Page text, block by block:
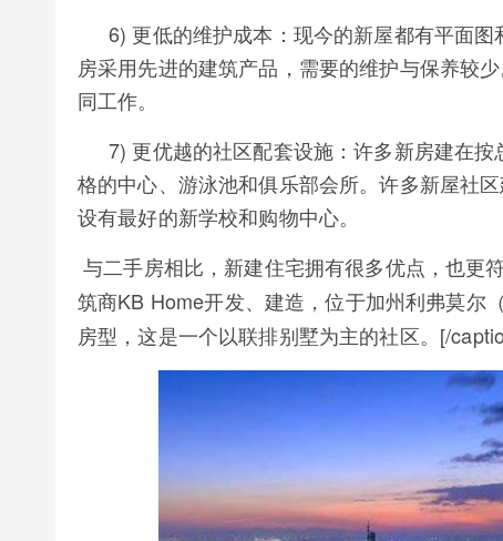
6) 更低的维护成本：现今的新屋都有平面
房采用先进的建筑产品，需要的维护与保养较
同工作。
7) 更优越的社区配套设施：许多新房建在
格的中心、游泳池和俱乐部会所。许多新屋社
设有最好的新学校和购物中心。
与二手房相比，新建住宅拥有很多优点，也更
筑商KB Home开发、建造，位于加州利弗莫尔
房型，这是一个以联排别墅为主的社区。[/